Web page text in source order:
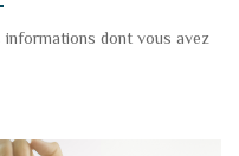
dont vous avez